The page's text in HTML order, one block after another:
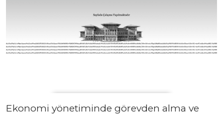
Ekonomi yönetiminde görevden alma ve